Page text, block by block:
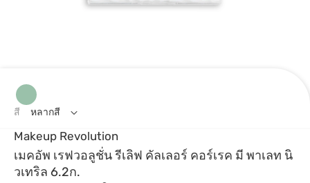
Makeup Revolution
เมคอัพ เรฟวอลูชั่น รีเลิฟ คัลเลอร์ คอร์เรค มี พาเลท นิ
วเทริล 6.2ก.
สี หลากสี